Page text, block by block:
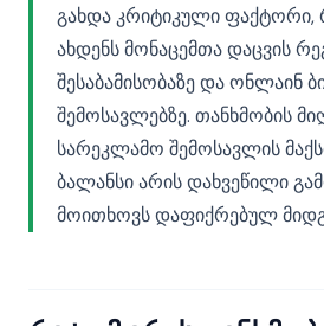
გახდა კრიტიკული
ახდენს მონაცემთა დაცვის
შესაბამისობაზე და ონლაინ
შემოსავლებზე. თანხმობის
სარეკლამო შემოსავლის
ბალანსი არის დახვეწილი
მოითხოვს დაფიქრებულ